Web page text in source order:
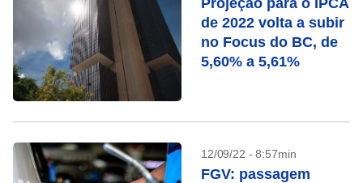
Projeção para o IPCA
de 2022 volta a subir
no Focus do BC, de
5,60% a 5,61%
12/09/22 - 8:57min
FGV: passagem